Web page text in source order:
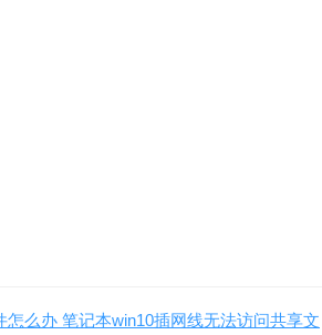
么办 笔记本win10插网线无法访问共享文